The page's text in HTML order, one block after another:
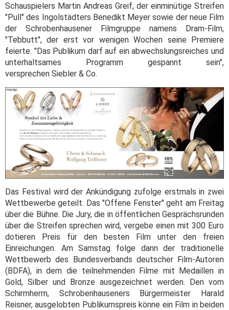
Schauspielers Martin Andreas Greif, der einminütige Streifen
"Pull" des Ingolstädters Benedikt Meyer sowie der neue Film
der Schrobenhausener Filmgruppe namens Dram-Film,
"Tebbutt", der erst vor wenigen Wochen seine Premiere
feierte. "Das Publikum darf auf ein abwechslungsreiches und
unterhaltsames Programm gespannt sein",
versprechen Siebler & Co.
Das Festival wird der Ankündigung zufolge erstmals in zwei
Wettbewerbe geteilt. Das "Offene Fenster" geht am Freitag
über die Bühne. Die Jury, die in öffentlichen Gesprächsrunden
über die Streifen sprechen wird, vergebe einen mit 300 Euro
dotieren Preis für den besten Film unter den freien
Einreichungen. Am Samstag folge dann der traditionelle
Wettbewerb des Bundesverbands deutscher Film-Autoren
(BDFA), in dem die teilnehmenden Filme mit Medaillen in
Gold, Silber und Bronze ausgezeichnet werden. Den vom
Schirmherrn, Schrobenhauseners Bürgermeister Harald
Reisner, ausgelobten Publikumspreis könne ein Film in beiden